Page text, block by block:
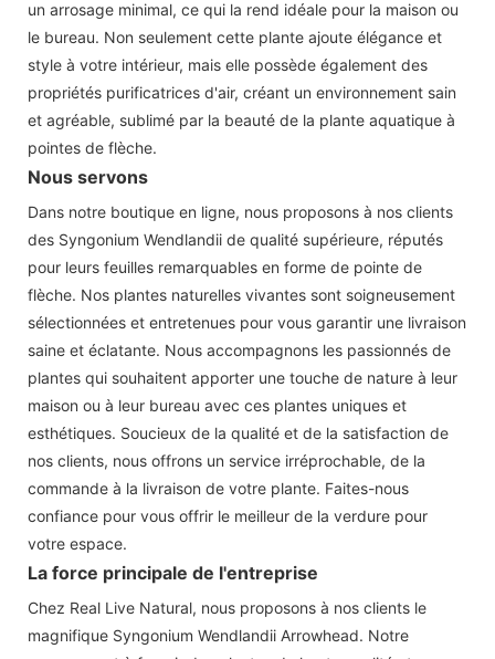
un arrosage minimal, ce qui la rend idéale pour la maison ou
le bureau. Non seulement cette plante ajoute élégance et
style à votre intérieur, mais elle possède également des
propriétés purificatrices d'air, créant un environnement sain
et agréable, sublimé par la beauté de la plante aquatique à
pointes de flèche.
Nous servons
Dans notre boutique en ligne, nous proposons à nos clients
des Syngonium Wendlandii de qualité supérieure, réputés
pour leurs feuilles remarquables en forme de pointe de
flèche. Nos plantes naturelles vivantes sont soigneusement
sélectionnées et entretenues pour vous garantir une livraison
saine et éclatante. Nous accompagnons les passionnés de
plantes qui souhaitent apporter une touche de nature à leur
maison ou à leur bureau avec ces plantes uniques et
esthétiques. Soucieux de la qualité et de la satisfaction de
nos clients, nous offrons un service irréprochable, de la
commande à la livraison de votre plante. Faites-nous
confiance pour vous offrir le meilleur de la verdure pour
votre espace.
La force principale de l'entreprise
Chez Real Live Natural, nous proposons à nos clients le
magnifique Syngonium Wendlandii Arrowhead. Notre